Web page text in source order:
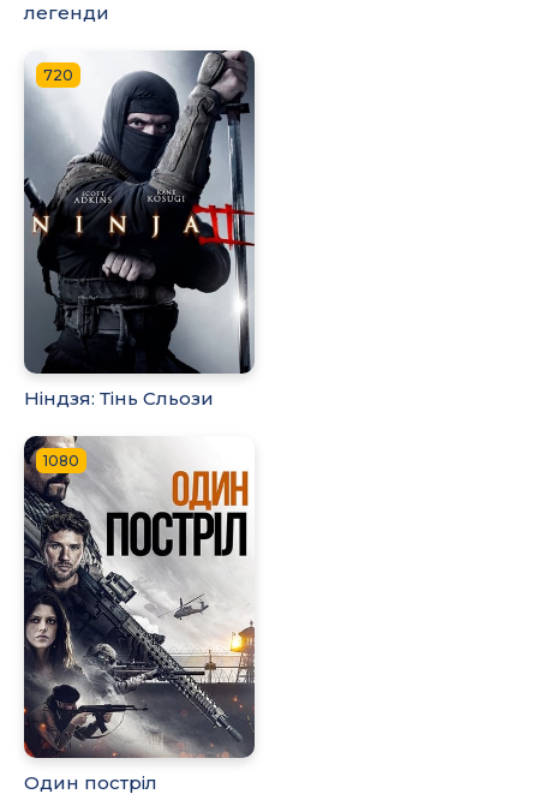
легенди
720
Ніндзя: Тінь Сльози
1080
Один постріл